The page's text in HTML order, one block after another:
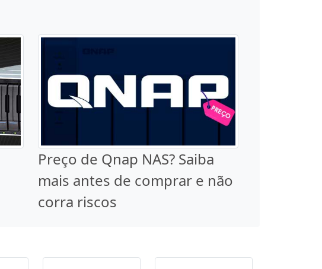
Preço de Qnap NAS? Saiba
mais antes de comprar e não
corra riscos